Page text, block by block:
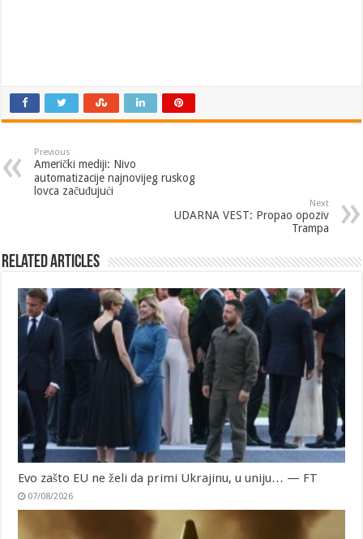
Previous
Američki mediji: Nivo
automatizacije najnovijeg ruskog
lovca začuđujući
Next
UDARNA VEST: Propao opoziv
Trampa
Related Articles
Evo zašto EU ne želi da primi Ukrajinu, u uniju… — FT
07/08/2026